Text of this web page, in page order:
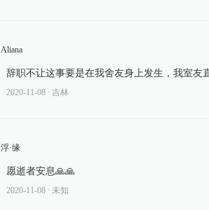
Aliana
辞职不让这事要是在我舍友身上发生，我室友
2020-11-08 ∙ 吉林
浮·缘
愿逝者安息🙏🙏
2020-11-08 ∙ 未知